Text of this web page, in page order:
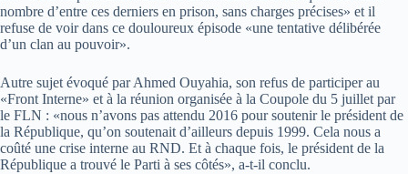
nombre d’entre ces derniers en prison, sans charges précises» et il
refuse de voir dans ce douloureux épisode «une tentative délibérée
d’un clan au pouvoir».
Autre sujet évoqué par Ahmed Ouyahia, son refus de participer au
«Front Interne» et à la réunion organisée à la Coupole du 5 juillet par
le FLN : «nous n’avons pas attendu 2016 pour soutenir le président de
la République, qu’on soutenait d’ailleurs depuis 1999. Cela nous a
coûté une crise interne au RND. Et à chaque fois, le président de la
République a trouvé le Parti à ses côtés», a-t-il conclu.